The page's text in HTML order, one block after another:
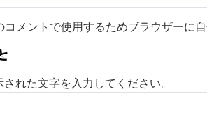
コメントで使用するためブラウザーに
された文字を入力してください。